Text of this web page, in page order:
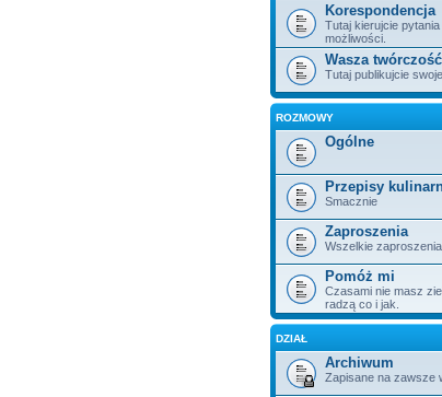
Korespondencja
Tutaj kierujcie
możliwości.
Wasza twórczość
Tutaj publikujcie
ROZMOWY
Ogólne
Przepisy
Smacznie
Zaproszenia
Wszelkie
Pomóż mi
Czasami nie masz
radzą co i jak.
DZIAŁ
Archiwum
Zapisane na zawsze